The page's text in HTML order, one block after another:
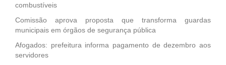
combustíveis
Comissão aprova proposta que transforma guardas
municipais em órgãos de segurança pública
Afogados: prefeitura informa pagamento de dezembro aos
servidores